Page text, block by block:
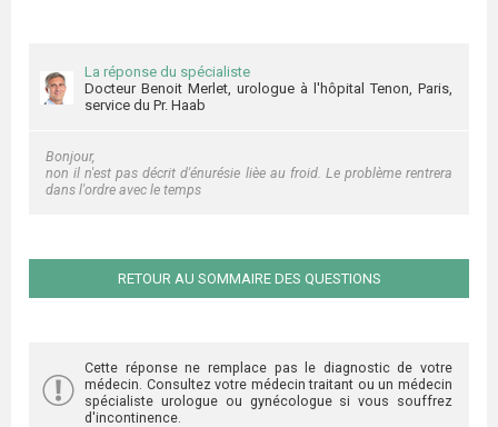
La réponse du spécialiste
Docteur Benoit Merlet, urologue à l'hôpital Tenon, Paris,
service du Pr. Haab
Bonjour,
non il n'est pas décrit d'énurésie lièe au froid. Le problème rentrera
dans l'ordre avec le temps
RETOUR AU SOMMAIRE DES QUESTIONS
Cette réponse ne remplace pas le diagnostic de votre
médecin. Consultez votre médecin traitant ou un médecin
spécialiste urologue ou gynécologue si vous souffrez
d'incontinence.